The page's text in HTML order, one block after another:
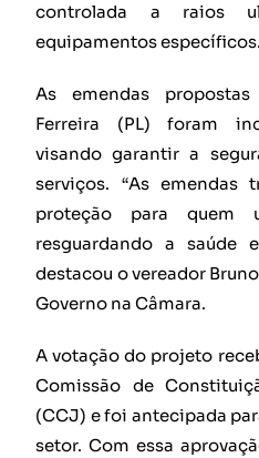
controlada a raios
equipamentos específicos.
As emendas
Ferreira (PL) foram
visando garantir a
serviços. “As emendas
proteção para quem
resguardando a saúde
destacou o vereador
Governo na Câmara.
A votação do projeto
Comissão de
(CCJ) e foi antecipada
setor. Com essa